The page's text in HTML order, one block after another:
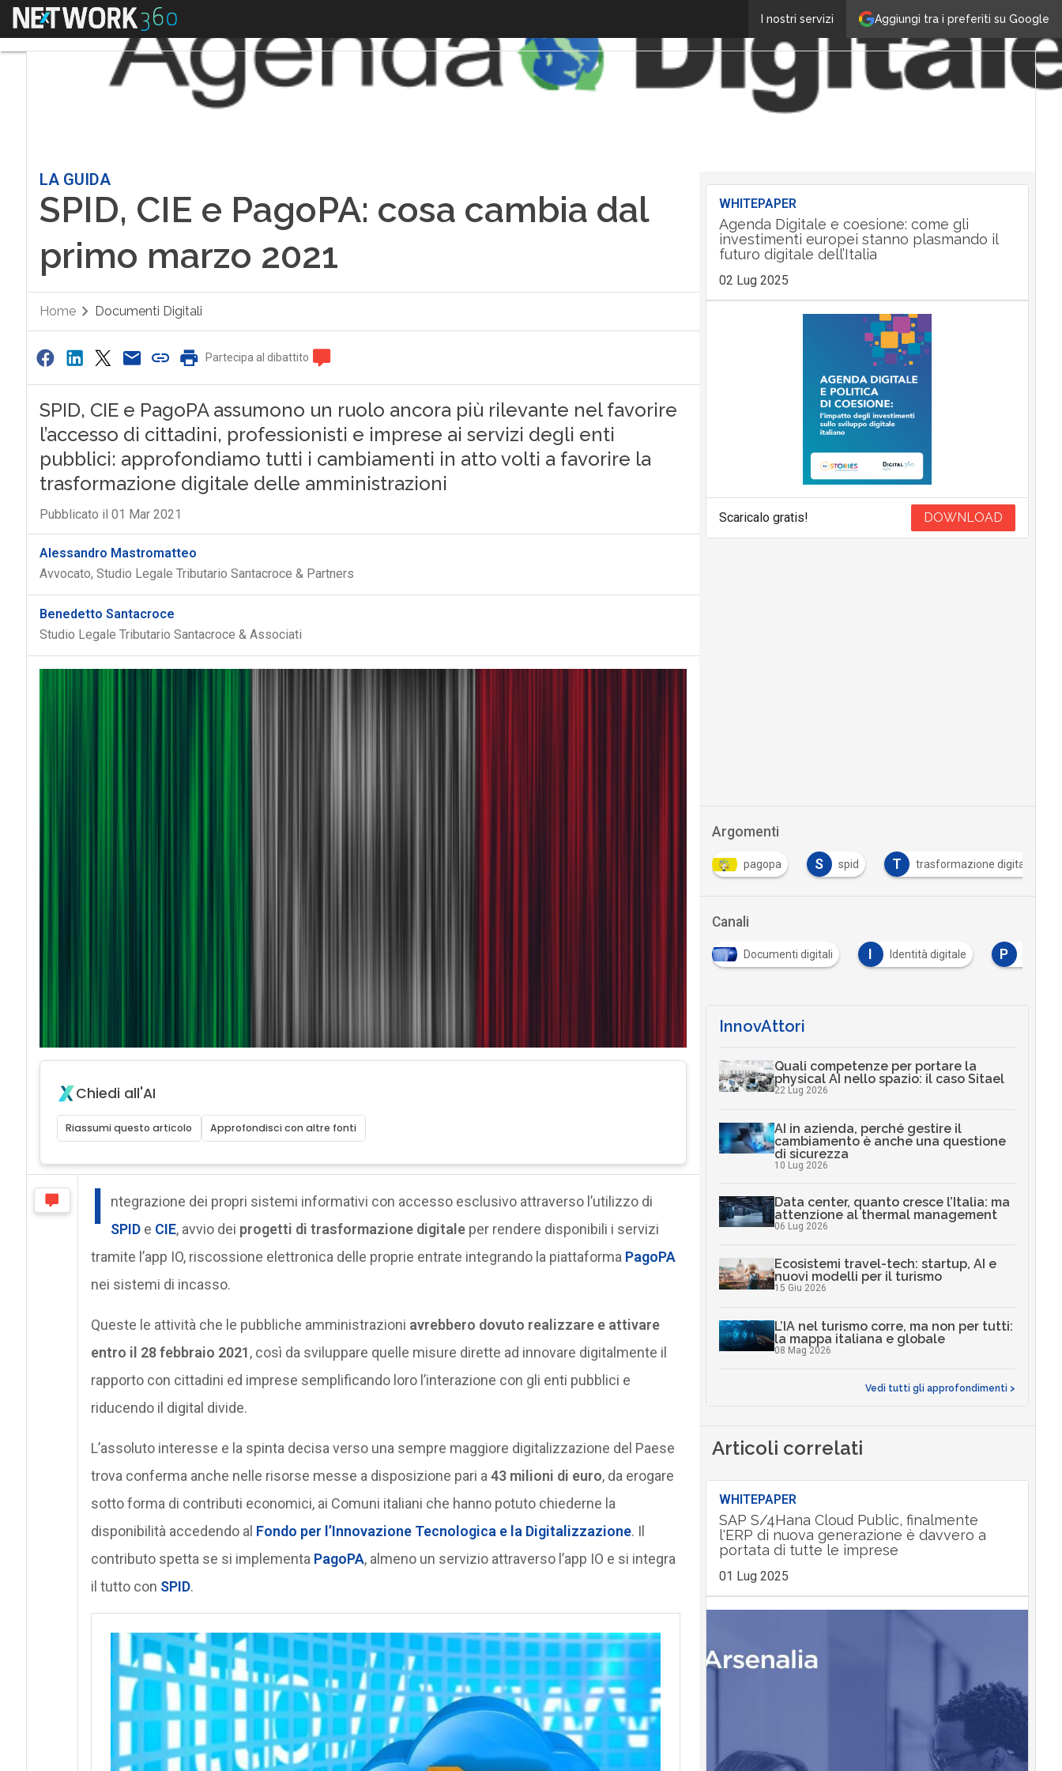
Aggiungi tra i preferiti su Google
I nostri servizi
Menu
LA GUIDA
SPID, CIE e PagoPA: cosa cambia dal
primo marzo 2021
Home Documenti Digitali
Partecipa al dibattito
SPID, CIE e PagoPA assumono un ruolo ancora più rilevante nel favorire
l’accesso di cittadini, professionisti e imprese ai servizi degli enti
pubblici: approfondiamo tutti i cambiamenti in atto volti a favorire la
trasformazione digitale delle amministrazioni
Pubblicato il 01 Mar 2021
Alessandro Mastromatteo
Avvocato, Studio Legale Tributario Santacroce & Partners
Benedetto Santacroce
Studio Legale Tributario Santacroce & Associati
Chiedi all'AI
Riassumi questo articolo Approfondisci con altre fonti
I
ntegrazione dei propri sistemi informativi con accesso esclusivo attraverso l’utilizzo di
SPIDe CIE, avvio dei progetti di trasformazione digitaleper rendere disponibili i servizi
tramite l’app IO, riscossione elettronica delle proprie entrate integrando la piattaforma PagoPA
nei sistemi di incasso.
Queste le attività che le pubbliche amministrazioni avrebbero dovuto realizzare e attivare
entro il 28 febbraio 2021, così da sviluppare quelle misure dirette ad innovare digitalmente il
rapporto con cittadini ed imprese semplificando loro l’interazione con gli enti pubblici e
riducendo il digital divide.
L’assoluto interesse e la spinta decisa verso una sempre maggiore digitalizzazione del Paese
trova conferma anche nelle risorse messe a disposizione pari a 43 milioni di euro, da erogare
sotto forma di contributi economici, ai Comuni italiani che hanno potuto chiederne la
disponibilità accedendo al Fondo per l’Innovazione Tecnologica e la Digitalizzazione. Il
contributo spetta se si implementa PagoPA, almeno un servizio attraverso l’app IO e si integra
il tutto con SPID.
WHITEPAPER
Agenda Digitale e coesione: come gli
investimenti europei stanno plasmando il
futuro digitale dell’Italia
02 Lug 2025
Scaricalo gratis! DOWNLOAD
Argomenti
pagopa S spid T trasformazione digitale
Canali
Documenti digitali Identità digitale Pagamenti
InnovAttori
Quali competenze per portare la
physical AI nello spazio: il caso Sitael
22 Lug 2026
AI in azienda, perché gestire il
cambiamento è anche una questione
di sicurezza
10 Lug 2026
Data center, quanto cresce l’Italia: ma
attenzione al thermal management
06 Lug 2026
Ecosistemi travel-tech: startup, AI e
nuovi modelli per il turismo
15 Giu 2026
L’IA nel turismo corre, ma non per tutti:
la mappa italiana e globale
08 Mag 2026
Vedi tutti gli approfondimenti >
Articoli correlati
WHITEPAPER
SAP S/4Hana Cloud Public, finalmente
l'ERP di nuova generazione è davvero a
portata di tutte le imprese
01 Lug 2025